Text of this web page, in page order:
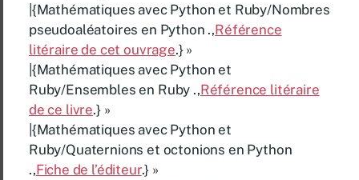
|{Mathématiques avec Python et Ruby/Nombres
pseudoaléatoires en Python .,Référence
litéraire de cet ouvrage.} »
|{Mathématiques avec Python et
Ruby/Ensembles en Ruby .,Référence litéraire
de ce livre.} »
|{Mathématiques avec Python et
Ruby/Quaternions et octonions en Python
.,Fiche de l’éditeur.} »